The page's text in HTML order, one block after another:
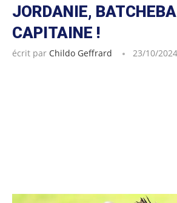
JORDANIE,
CAPITAINE !
écrit par Childo Geffrard 23/10/2024